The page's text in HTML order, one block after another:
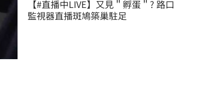
【#直播中LIVE】又見＂孵蛋＂? 路口
監視器直播斑鳩築巢駐足